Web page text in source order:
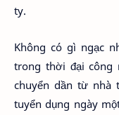
ty.
Không có gì ngạc
trong thời đại công
chuyển dần từ nhà
tuyển dụng ngày